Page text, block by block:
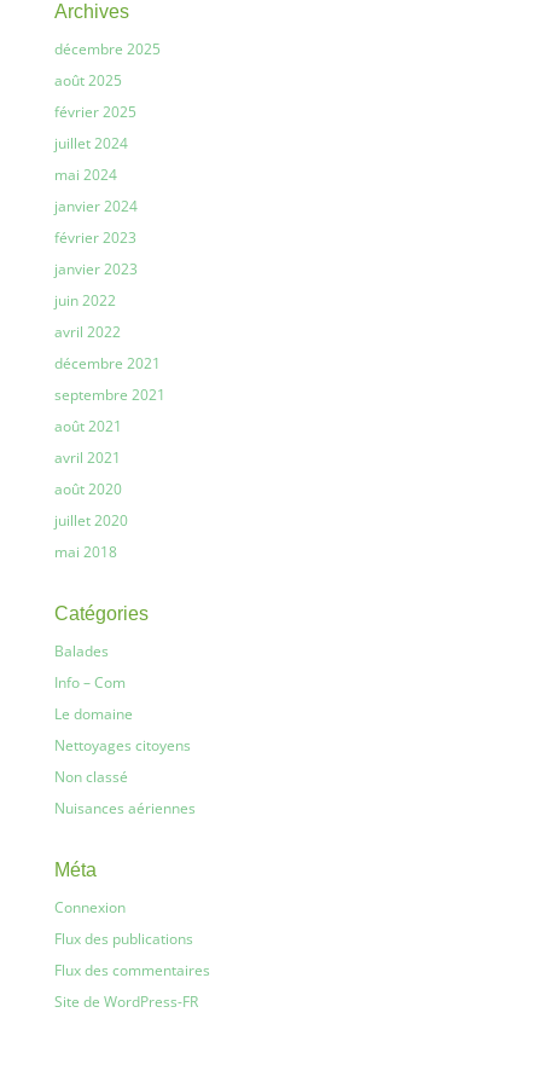
Archives
décembre 2025
août 2025
février 2025
juillet 2024
mai 2024
janvier 2024
février 2023
janvier 2023
juin 2022
avril 2022
décembre 2021
septembre 2021
août 2021
avril 2021
août 2020
juillet 2020
mai 2018
Catégories
Balades
Info – Com
Le domaine
Nettoyages citoyens
Non classé
Nuisances aériennes
Méta
Connexion
Flux des publications
Flux des commentaires
Site de WordPress-FR